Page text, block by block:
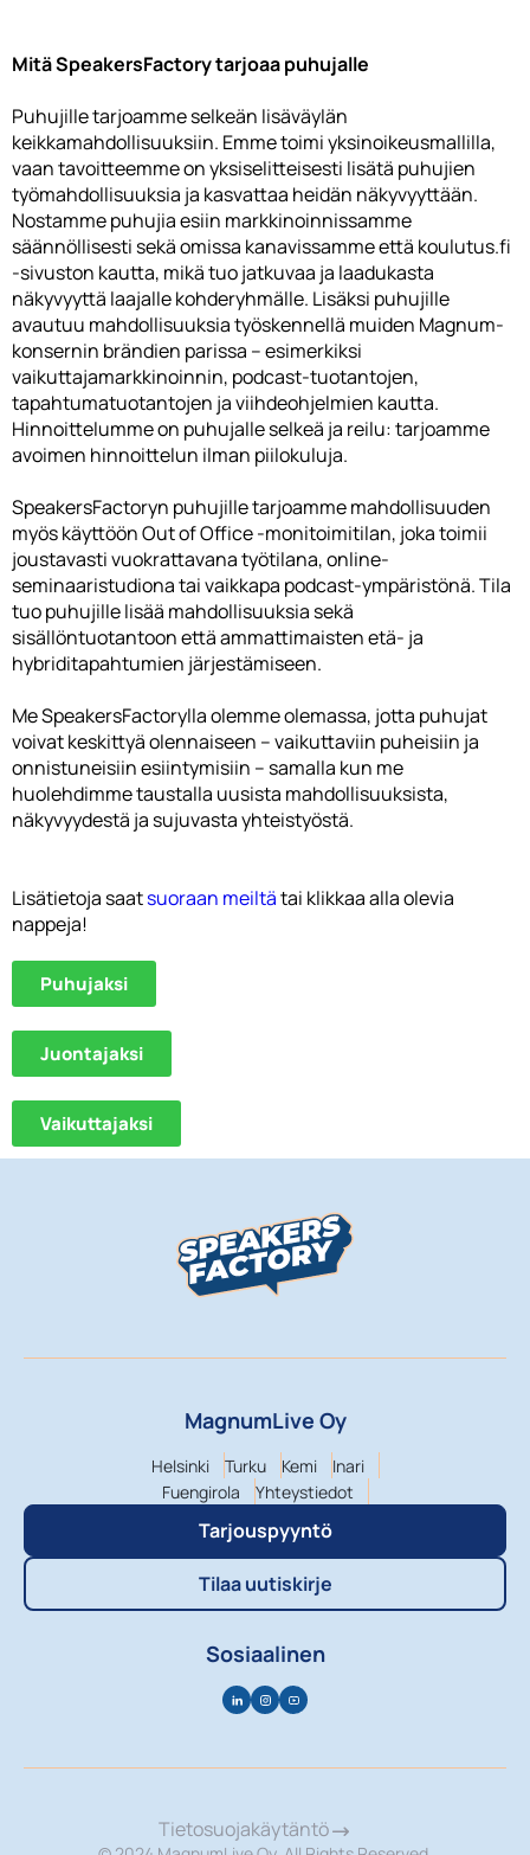
Mitä SpeakersFactory tarjoaa puhujalle
Puhujille tarjoamme selkeän lisäväylän
keikkamahdollisuuksiin. Emme toimi yksinoikeusmallilla,
vaan tavoitteemme on yksiselitteisesti lisätä puhujien
työmahdollisuuksia ja kasvattaa heidän näkyvyyttään.
Nostamme puhujia esiin markkinoinnissamme
säännöllisesti sekä omissa kanavissamme että koulutus.fi
-sivuston kautta, mikä tuo jatkuvaa ja laadukasta
näkyvyyttä laajalle kohderyhmälle. Lisäksi puhujille
avautuu mahdollisuuksia työskennellä muiden Magnum-
konsernin brändien parissa – esimerkiksi
vaikuttajamarkkinoinnin, podcast-tuotantojen,
tapahtumatuotantojen ja viihdeohjelmien kautta.
Hinnoittelumme on puhujalle selkeä ja reilu: tarjoamme
avoimen hinnoittelun ilman piilokuluja.
SpeakersFactoryn puhujille tarjoamme mahdollisuuden
myös käyttöön Out of Office -monitoimitilan, joka toimii
joustavasti vuokrattavana työtilana, online-
seminaaristudiona tai vaikkapa podcast-ympäristönä. Tila
tuo puhujille lisää mahdollisuuksia sekä
sisällöntuotantoon että ammattimaisten etä- ja
hybriditapahtumien järjestämiseen.
Me SpeakersFactorylla olemme olemassa, jotta puhujat
voivat keskittyä olennaiseen – vaikuttaviin puheisiin ja
onnistuneisiin esiintymisiin – samalla kun me
huolehdimme taustalla uusista mahdollisuuksista,
näkyvyydestä ja sujuvasta yhteistyöstä.
Lisätietoja saatsuoraan meiltätai klikkaa alla olevia
nappeja!
Puhujaksi
Juontajaksi
Vaikuttajaksi
MagnumLive Oy
Helsinki Turku Kemi
Inari
Fuengirola
Yhteystiedot
Tarjouspyyntö
Tilaa uutiskirje
Sosiaalinen
Tietosuojakäytäntö